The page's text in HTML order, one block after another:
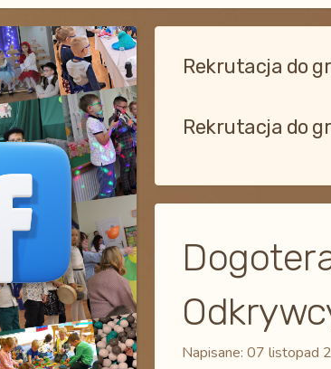
Rekrutacja do
Rekrutacja do
Napisane: 07 listopad